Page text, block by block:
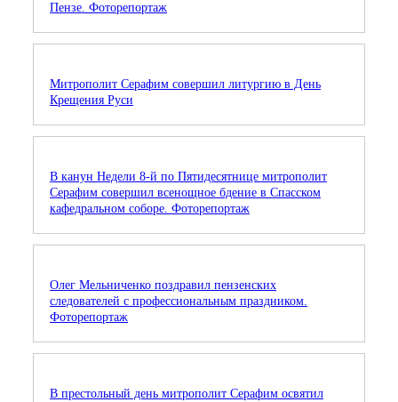
Пензе. Фоторепортаж
Митрополит Серафим совершил литургию в День
Крещения Руси
В канун Недели 8-й по Пятидесятнице митрополит
Серафим совершил всенощное бдение в Спасском
кафедральном соборе. Фоторепортаж
Олег Мельниченко поздравил пензенских
следователей с профессиональным праздником.
Фоторепортаж
В престольный день митрополит Серафим освятил